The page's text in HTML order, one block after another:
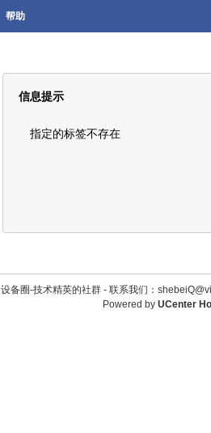
帮助
信息提示
指定的标签不存在
设备圈-技术精英的社群 - 联系我们：
Powered by UCenter